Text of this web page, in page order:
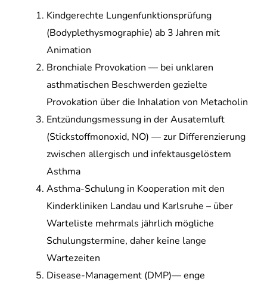
Kindgerechte Lungenfunktionsprüfung
(Bodyplethysmographie) ab 3 Jahren mit
Animation
Bronchiale Provokation — bei unklaren
asthmatischen Beschwerden gezielte
Provokation über die Inhalation von Metacholin
Entzündungsmessung in der Ausatemluft
(Stickstoffmonoxid, NO) — zur Differenzierung
zwischen allergisch und infektausgelöstem
Asthma
Asthma-Schulung in Kooperation mit den
Kinderkliniken Landau und Karlsruhe – über
Warteliste mehrmals jährlich mögliche
Schulungstermine, daher keine lange
Wartezeiten
Disease-Management (DMP)— enge